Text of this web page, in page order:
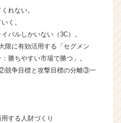
れない。
く。
バルしかいない（3C）。
限に有効活用する「セグメン
勝ちやすい市場で勝つ」。
競争目標と攻撃目標の分離③一
する人財づくり